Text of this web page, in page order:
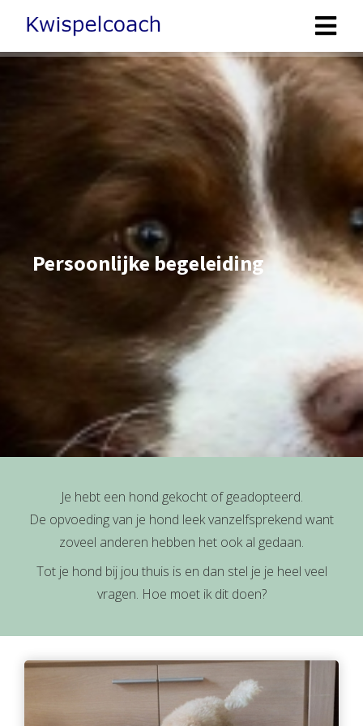
Persoonlijke begeleiding
Je hebt een hond gekocht of geadopteerd.
De opvoeding van je hond leek vanzelfsprekend want
zoveel anderen hebben het ook al gedaan.
Tot je hond bij jou thuis is en dan stel je je heel veel
vragen. Hoe moet ik dit doen?